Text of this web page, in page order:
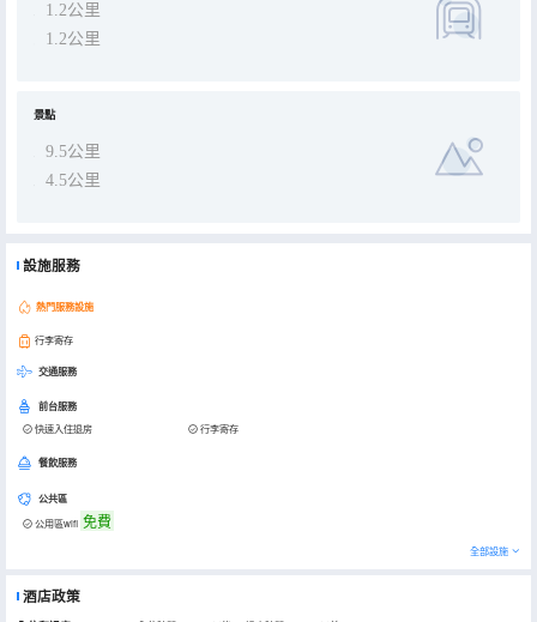
1.2公里
1.2公里
景點
9.5公里
4.5公里
設施服務
熱門服務設施
行李寄存
交通服務
前台服務
快速入住退房 行李寄存
餐飲服務
公共區
公用區wifi 免費
全部設施
酒店政策